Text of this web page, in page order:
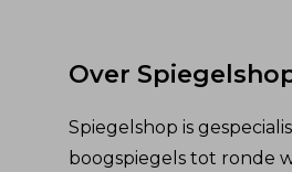
Over
Spiegelshop is
boogspiegels tot ronde